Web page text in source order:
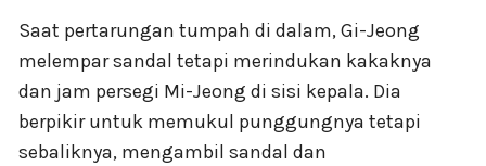
Saat pertarungan tumpah di dalam, Gi-Jeong
melempar sandal tetapi merindukan kakaknya
dan jam persegi Mi-Jeong di sisi kepala. Dia
berpikir untuk memukul punggungnya tetapi
sebaliknya, mengambil sandal dan